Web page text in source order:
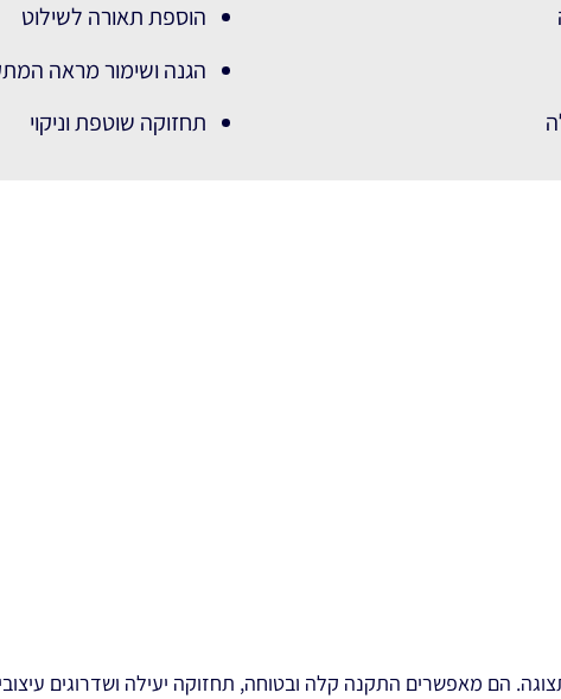
הוספת תאורה לשילוט
הגנה ושימור מראה
תחזוקה שוטפת וניקוי
הם מאפשרים התקנה קלה ובטוחה, תחזוקה יעילה ושדרוגים